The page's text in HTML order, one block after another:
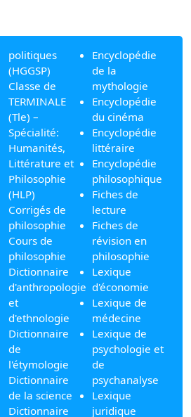
politiques
(HGGSP)
Classe de
TERMINALE
(Tle) –
Spécialité:
Humanités,
Littérature et
Philosophie
(HLP)
Corrigés de
philosophie
Cours de
philosophie
Dictionnaire
d'anthropologie
et
d'ethnologie
Dictionnaire
de
l'étymologie
Dictionnaire
de la science
Dictionnaire
Encyclopédie
de la
mythologie
Encyclopédie
du cinéma
Encyclopédie
littéraire
Encyclopédie
philosophique
Fiches de
lecture
Fiches de
révision en
philosophie
Lexique
d'économie
Lexique de
médecine
Lexique de
psychologie et
de
psychanalyse
Lexique
juridique